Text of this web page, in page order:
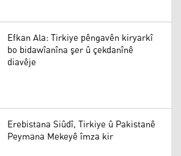
Efkan Ala: Tirkiye pêngavên kiryarkî
bo bidawîanîna şer û çekdanînê
diavêje
Erebistana Siûdî, Tirkiye û Pakistanê
Peymana Mekeyê îmza kir